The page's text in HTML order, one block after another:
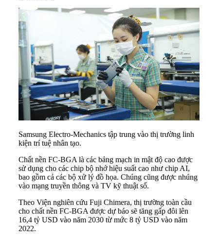
Samsung Electro-Mechanics tập trung vào thị trường linh
kiện trí tuệ nhân tạo.
Chất nền FC-BGA là các bảng mạch in mật độ cao được
sử dụng cho các chip bộ nhớ hiệu suất cao như chip AI,
bao gồm cả các bộ xử lý đồ họa. Chúng cũng được nhúng
vào mạng truyền thông và TV kỹ thuật số.
Theo Viện nghiên cứu Fuji Chimera, thị trường toàn cầu
cho chất nền FC-BGA được dự báo sẽ tăng gấp đôi lên
16,4 tỷ USD vào năm 2030 từ mức 8 tỷ USD vào năm
2022.